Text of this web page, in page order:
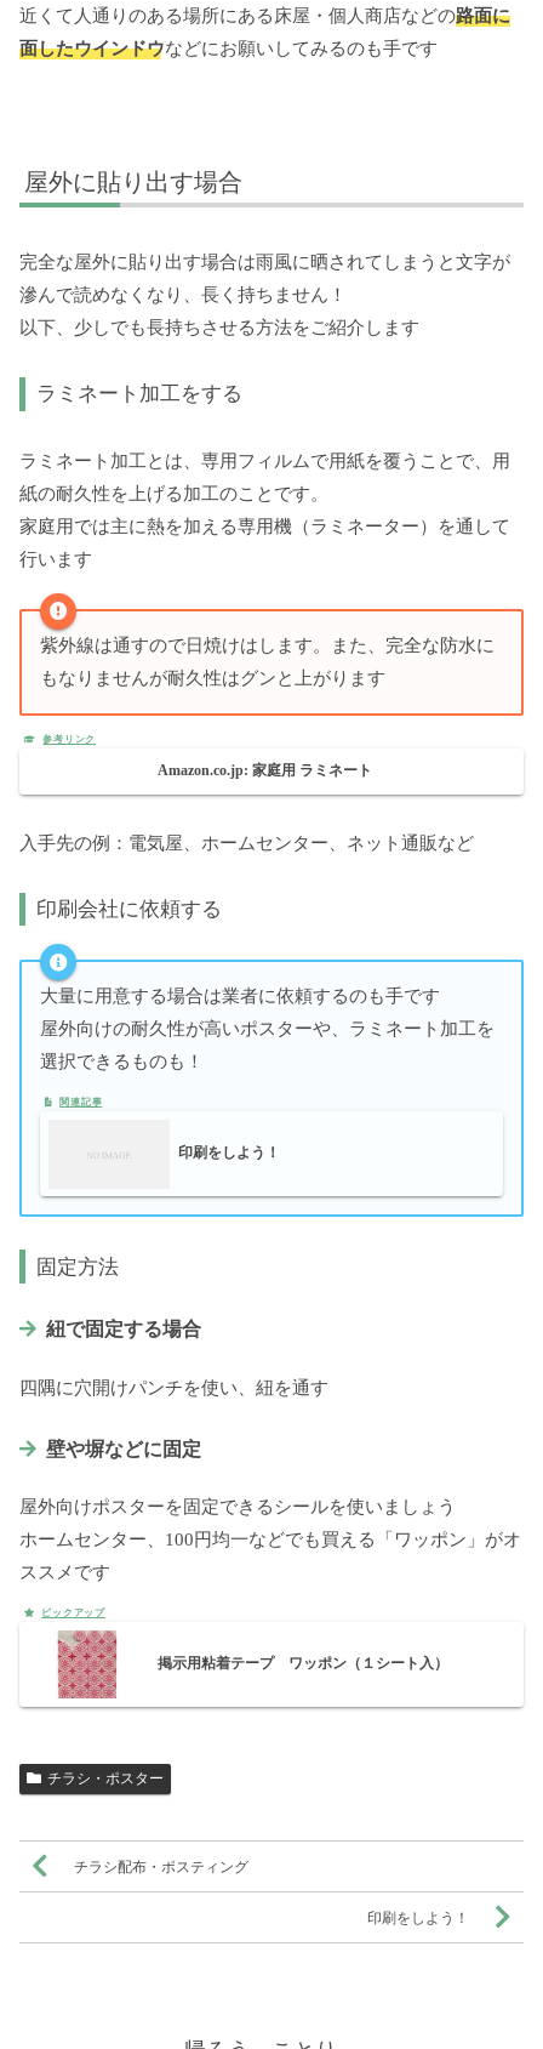
近くて人通りのある場所にある床屋・個人商店などの路面に
面したウインドウなどにお願いしてみるのも手です
屋外に貼り出す場合
完全な屋外に貼り出す場合は雨風に晒されてしまうと文字が
滲んで読めなくなり、長く持ちません！
以下、少しでも長持ちさせる方法をご紹介します
ラミネート加工をする
ラミネート加工とは、専用フィルムで用紙を覆うことで、用
紙の耐久性を上げる加工のことです。
家庭用では主に熱を加える専用機（ラミネーター）を通して
行います
紫外線は通すので日焼けはします。また、完全な防水に
もなりませんが耐久性はグンと上がります
Amazon.co.jp: 家庭用 ラミネート
入手先の例：電気屋、ホームセンター、ネット通販など
印刷会社に依頼する
大量に用意する場合は業者に依頼するのも手です
屋外向けの耐久性が高いポスターや、ラミネート加工を
選択できるものも！
印刷をしよう！
固定方法
紐で固定する場合
四隅に穴開けパンチを使い、紐を通す
壁や塀などに固定
屋外向けポスターを固定できるシールを使いましょう
ホームセンター、100円均一などでも買える「ワッポン」がオ
ススメです
掲示用粘着テープ ワッポン（１シート入）
チラシ・ポスター
チラシ配布・ポスティング
印刷をしよう！